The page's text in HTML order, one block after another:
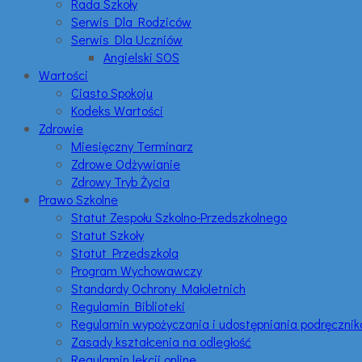
Rada Szkoły
Serwis Dla Rodziców
Serwis Dla Uczniów
Angielski SOS
Wartości
Ciasto Spokoju
Kodeks Wartości
Zdrowie
Miesięczny Terminarz
Zdrowe Odżywianie
Zdrowy Tryb Życia
Prawo Szkolne
Statut Zespołu Szkolno-Przedszkolnego
Statut Szkoły
Statut Przedszkola
Program Wychowawczy
Standardy Ochrony Małoletnich
Regulamin Biblioteki
Regulamin wypożyczania i udostępniania
Zasady kształcenia na odległość